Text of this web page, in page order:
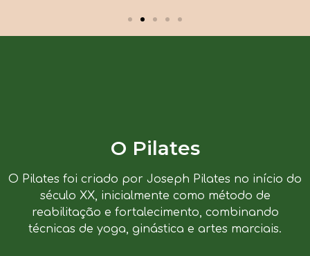
O Pilates
O Pilates foi criado por Joseph Pilates no início do
século XX, inicialmente como método de
reabilitação e fortalecimento, combinando
técnicas de yoga, ginástica e artes marciais.